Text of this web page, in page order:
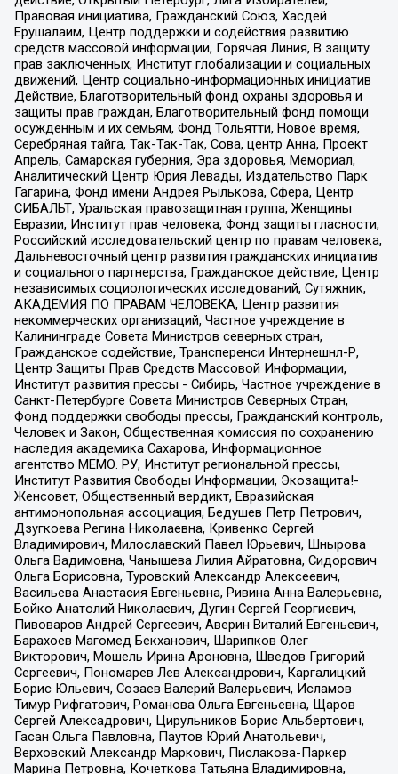
Правовая инициатива, Гражданский Союз, Хасдей
Ерушалаим, Центр поддержки и содействия развитию
средств массовой информации, Горячая Линия, В защиту
прав заключенных, Институт глобализации и социальных
движений, Центр социально-информационных инициатив
Действие, Благотворительный фонд охраны здоровья и
защиты прав граждан, Благотворительный фонд помощи
осужденным и их семьям, Фонд Тольятти, Новое время,
Серебряная тайга, Так-Так-Так, Сова, центр Анна, Проект
Апрель, Самарская губерния, Эра здоровья, Мемориал,
Аналитический Центр Юрия Левады, Издательство Парк
Гагарина, Фонд имени Андрея Рылькова, Сфера, Центр
СИБАЛЬТ, Уральская правозащитная группа, Женщины
Евразии, Институт прав человека, Фонд защиты гласности,
Российский исследовательский центр по правам человека,
Дальневосточный центр развития гражданских инициатив
и социального партнерства, Гражданское действие, Центр
независимых социологических исследований, Сутяжник,
АКАДЕМИЯ ПО ПРАВАМ ЧЕЛОВЕКА, Центр развития
некоммерческих организаций, Частное учреждение в
Калининграде Совета Министров северных стран,
Гражданское содействие, Трансперенси Интернешнл-Р,
Центр Защиты Прав Средств Массовой Информации,
Институт развития прессы - Сибирь, Частное учреждение в
Санкт-Петербурге Совета Министров Северных Стран,
Фонд поддержки свободы прессы, Гражданский контроль,
Человек и Закон, Общественная комиссия по сохранению
наследия академика Сахарова, Информационное
агентство МЕМО. РУ, Институт региональной прессы,
Институт Развития Свободы Информации, Экозащита!-
Женсовет, Общественный вердикт, Евразийская
антимонопольная ассоциация, Бедушев Петр Петрович,
Дзугкоева Регина Николаевна, Кривенко Сергей
Владимирович, Милославский Павел Юрьевич, Шнырова
Ольга Вадимовна, Чанышева Лилия Айратовна, Сидорович
Ольга Борисовна, Туровский Александр Алексеевич,
Васильева Анастасия Евгеньевна, Ривина Анна Валерьевна,
Бойко Анатолий Николаевич, Дугин Сергей Георгиевич,
Пивоваров Андрей Сергеевич, Аверин Виталий Евгеньевич,
Барахоев Магомед Бекханович, Шарипков Олег
Викторович, Мошель Ирина Ароновна, Шведов Григорий
Сергеевич, Пономарев Лев Александрович, Каргалицкий
Борис Юльевич, Созаев Валерий Валерьевич, Исламов
Тимур Рифгатович, Романова Ольга Евгеньевна, Щаров
Сергей Алексадрович, Цирульников Борис Альбертович,
Гасан Ольга Павловна, Паутов Юрий Анатольевич,
Верховский Александр Маркович, Пислакова-Паркер
Марина Петровна, Кочеткова Татьяна Владимировна,